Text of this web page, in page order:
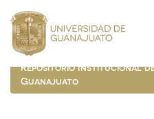
navigation
Repositorio Institucional
Guanajuato